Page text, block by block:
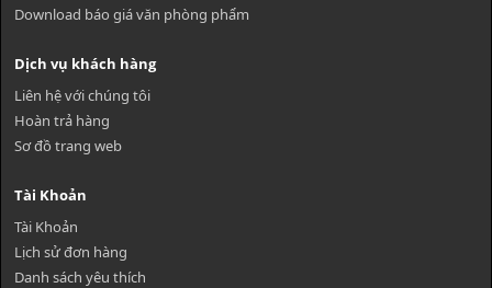
Download báo giá văn phòng phẩm
Dịch vụ khách hàng
Liên hệ với chúng tôi
Hoàn trả hàng
Sơ đồ trang web
Tài Khoản
Tài Khoản
Lịch sử đơn hàng
Danh sách yêu thích